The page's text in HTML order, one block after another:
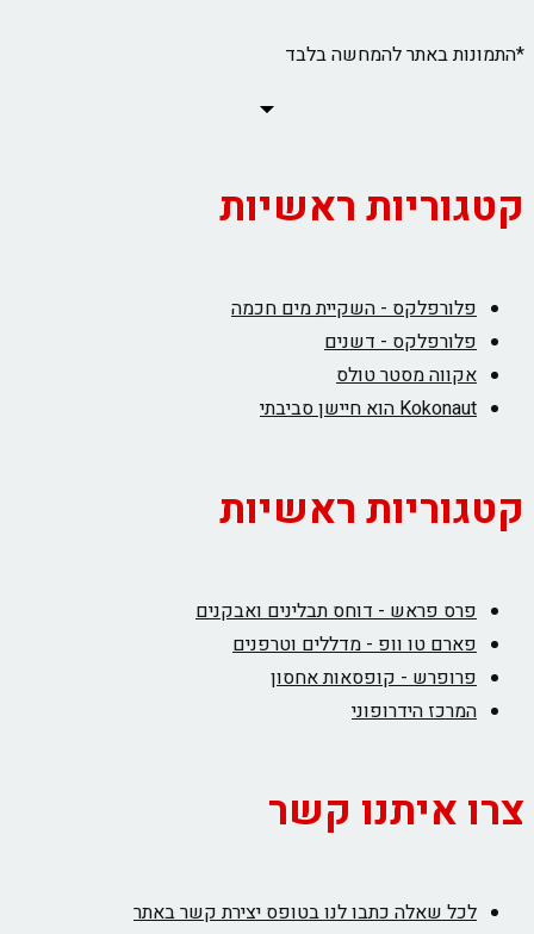
*התמונות באתר להמחשה בלבד
קטגוריות ראשיות
פלורפלקס - השקיית מים חכמה
פלורפלקס - דשנים
אקווה מסטר טולס
Kokonaut הוא חיישן סביבתי
קטגוריות ראשיות
פרס פראש - דוחס תבלינים ואבקנים
פארם טו וופ - מדללים וטרפנים
פרופרש - קופסאות אחסון
המרכז הידרופוני
צרו איתנו קשר
לכל שאלה כתבו לנו בטופס יצירת קשר באתר